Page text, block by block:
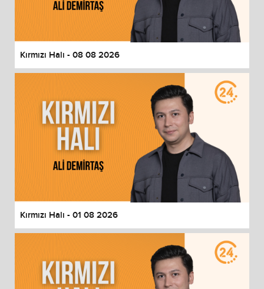
End of dialog window.
Kırmızı Halı - 08 08 2026
Kırmızı Halı - 01 08 2026